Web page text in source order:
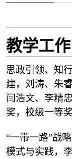
教学工作
思政引领、知
建，刘涛、朱
闫浩文、李精
奖，校级一等
“一带一路”战
模式与实践，